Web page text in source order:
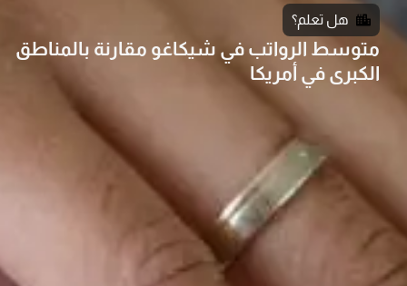
هل تعلم؟
متوسط الرواتب في شيكاغو مقارنة بالمناطق
الكبرى في أمريكا